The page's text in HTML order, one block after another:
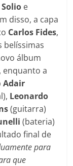
e
disso, a capa
Carlos Fides,
belíssimas
álbum
, enquanto a
Adair
Leonardo
(guitarra)
(bateria)
final de
para
que